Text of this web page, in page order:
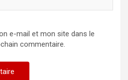
e-mail et mon site dans le
commentaire.